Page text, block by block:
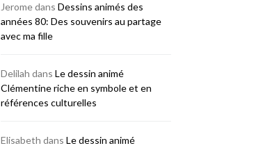
Jeromedans Dessins animés des
années 80: Des souvenirs au partage
avec ma fille
Delilah dans Le dessin animé
Clémentine riche en symbole et en
références culturelles
Elisabeth dans Le dessin animé